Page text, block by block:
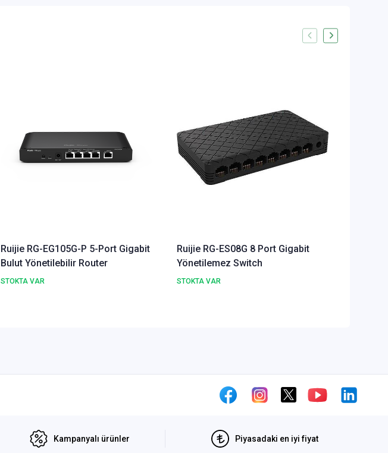
Ruijie RG-EG105G-P 5-Port Gigabit
Bulut Yönetilebilir Router
STOKTA VAR
Ruijie RG-ES08G 8 Port Gigabit
Yönetilemez Switch
STOKTA VAR
Kampanyalı ürünler Piyasadaki en iyi fiyat